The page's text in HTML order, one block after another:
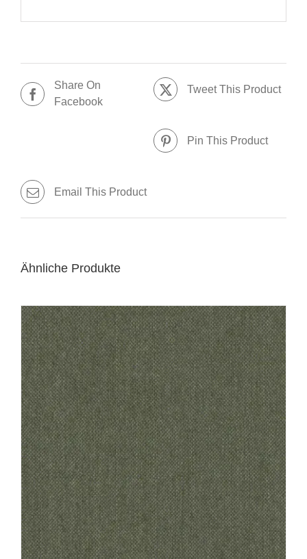
Share On
Facebook
Tweet This Product
Pin This Product
Email This Product
Ähnliche Produkte